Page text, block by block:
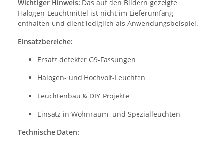
Wichtiger Hinweis: Das auf den Bildern gezeigte
Halogen-Leuchtmittel ist nicht im Lieferumfang
enthalten und dient lediglich als Anwendungsbeispiel.
Einsatzbereiche:
Ersatz defekter G9-Fassungen
Halogen- und Hochvolt-Leuchten
Leuchtenbau & DIY-Projekte
Einsatz in Wohnraum- und Spezialleuchten
Technische Daten: